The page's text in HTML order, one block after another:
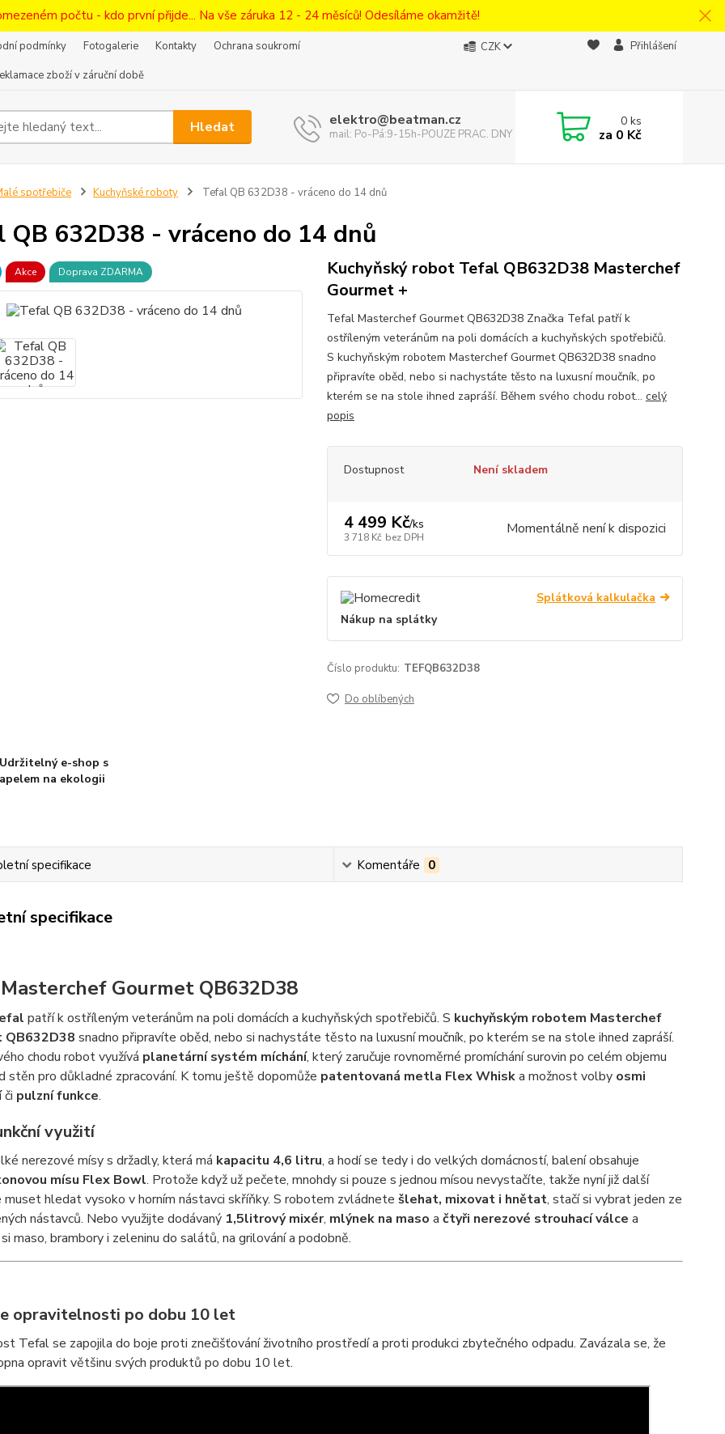
počtu - kdo první přijde... Na vše záruka 12 - 24 měsíců! Odesíláme okamžitě!
podmínky Fotogalerie Kontakty
Ochrana soukromí
zboží v záruční době
CZK Přihlášení
Hledat elektro@beatman.cz
mail: Po-Pá:9-15h-POUZE PRAC. DNY
0ks
za 0 Kč
spotřebiče Kuchyňské roboty Tefal QB 632D38 - vráceno do 14 dnů
QB 632D38 - vráceno do 14 dnů
Akce Doprava ZDARMA
Kuchyňský robot Tefal QB632D38 Masterchef
Gourmet +
Tefal Masterchef Gourmet QB632D38 Značka Tefal patří k
ostříleným veteránům na poli domácích a kuchyňských spotřebičů.
S kuchyňským robotem Masterchef Gourmet QB632D38 snadno
připravíte oběd, nebo si nachystáte těsto na luxusní moučník, po
kterém se na stole ihned zapráší. Během svého chodu robot... celý
popis
Dostupnost Není skladem
4 499 Kč/ks
3 718 Kč bez DPH Momentálně není k dispozici
Splátková kalkulačka
Nákup na splátky
Číslo produktu: TEFQB632D38
Do oblíbených
Udržitelný e-shop s
apelem na ekologii
specifikace Komentáře 0
specifikace
Gourmet QB632D38
patří k ostříleným veteránům na poli domácích a kuchyňských spotřebičů. S kuchyňským robotem Masterchef
QB632D38 snadno připravíte oběd, nebo si nachystáte těsto na luxusní moučník, po kterém se na stole ihned zapráší.
chodu robot využívá planetární systém míchání, který zaručuje rovnoměrné promíchání surovin po celém objemu
stěn pro důkladné zpracování. K tomu ještě dopomůže patentovaná metla Flex Whiska možnost volby osmi
či pulzní funkce.
využití
nerezové mísy s držadly, která má kapacitu 4,6 litru, a hodí se tedy i do velkých domácností, balení obsahuje
mísu Flex Bowl. Protože když už pečete, mnohdy si pouze s jednou mísou nevystačíte, takže nyní již další
hledat vysoko v horním nástavci skříňky. S robotem zvládnete šlehat, mixovat i hnětat, stačí si vybrat jeden ze
nástavců. Nebo využijte dodávaný 1,5litrový mixér, mlýnek na maso a čtyři nerezové strouhací válce a
maso, brambory i zeleninu do salátů, na grilování a podobně.
opravitelnosti po dobu 10 let
Tefal se zapojila do boje proti znečišťování životního prostředí a proti produkci zbytečného odpadu. Zavázala se, že
opravit většinu svých produktů po dobu 10 let.